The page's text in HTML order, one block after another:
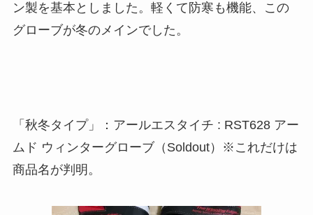
ン製を基本としました。軽くて防寒も機能、この
グローブが冬のメインでした。
「秋冬タイプ」：アールエスタイチ : RST628 アー
ムド ウィンターグローブ（Soldout）※これだけは
商品名が判明。